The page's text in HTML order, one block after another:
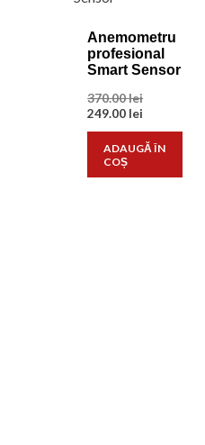
Anemometru
profesional
Smart Sensor
370.00leiPrețul
fost:
249.00 lei
este:
ADAUGĂ ÎN
COȘ